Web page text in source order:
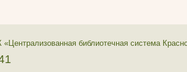
библиотечная система